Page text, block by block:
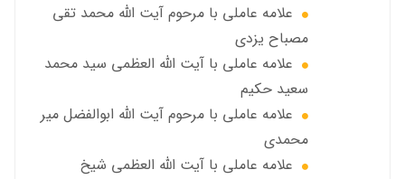
علامه عاملی با مرحوم آيت الله محمد تقي
مصباح يزدي
علامه عاملي با آیت الله العظمی سید محمد
سعید حکیم
علامه عاملي با مرحوم آیت الله ابوالفضل مير
محمدي
علامه عاملی با آيت الله العظمى شيخ